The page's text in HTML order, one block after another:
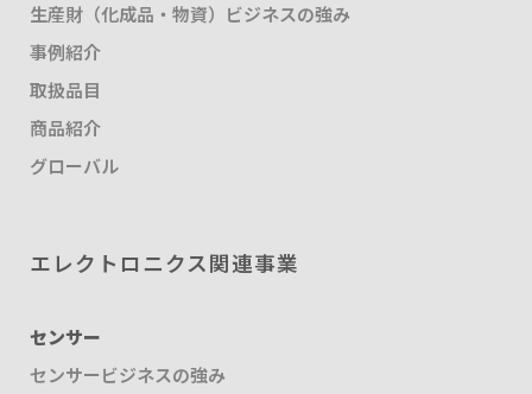
生産財（化成品・物資）ビジネスの強み
事例紹介
取扱品目
商品紹介
グローバル
エレクトロニクス関連事業
センサー
センサービジネスの強み